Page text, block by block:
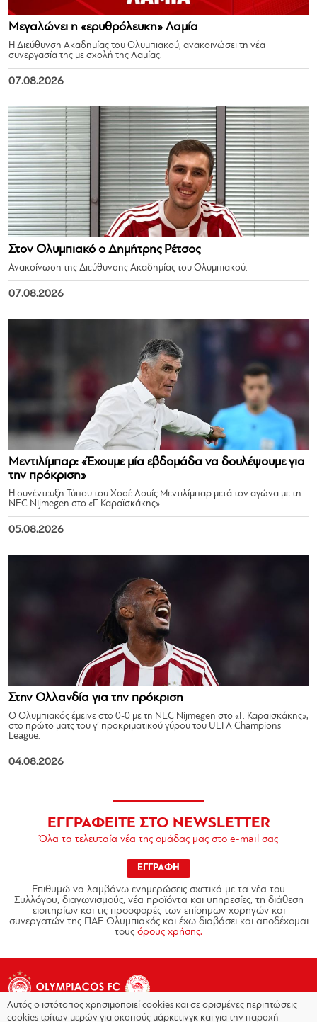
Μεγαλώνει η «ερυθρόλευκη» Λαμία
Η Διεύθυνση Ακαδημίας του Ολυμπιακού, ανακοινώσει τη νέα
συνεργασία της με σχολή της Λαμίας.
07.08.2026
Στον Ολυμπιακό ο Δημήτρης Ρέτσος
Ανακοίνωση της Διεύθυνσης Ακαδημίας του Ολυμπιακού.
07.08.2026
Μεντιλίμπαρ: «Έχουμε μία εβδομάδα να δουλέψουμε για
την πρόκριση»
Η συνέντευξη Τύπου του Χοσέ Λουίς Μεντιλίμπαρ μετά τον αγώνα με τη
NEC Nijmegen στο «Γ. Καραϊσκάκης».
05.08.2026
Στην Ολλανδία για την πρόκριση
Ο Ολυμπιακός έμεινε στο 0-0 με τη NEC Nijmegen στο «Γ. Καραϊσκάκης»,
στο πρώτο ματς του γ’ προκριματικού γύρου του UEFA Champions
League.
04.08.2026
ΕΓΓΡΑΦΕΙΤΕ ΣΤΟ NEWSLETTER
Όλα τα τελευταία νέα της ομάδας μας στο e-mail σας
ΕΓΓΡΑΦΗ
Επιθυμώ να λαμβάνω ενημερώσεις σχετικά με τα νέα του
Συλλόγου, διαγωνισμούς, νέα προϊόντα και υπηρεσίες, τη διάθεση
εισιτηρίων και τις προσφορές των επίσημων χορηγών και
συνεργατών της ΠΑΕ Ολυμπιακός και έχω διαβάσει και αποδέχομαι
τους όρους χρήσης.
Αυτός ο ιστότοπος χρησιμοποιεί cookies και σε ορισμένες περιπτώσεις
cookies τρίτων μερών για σκοπούς μάρκετινγκ και για την παροχή